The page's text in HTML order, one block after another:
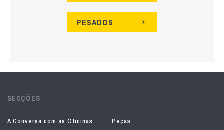
PESADOS
SECÇÕES
À Conversa com as Oficinas
Peças